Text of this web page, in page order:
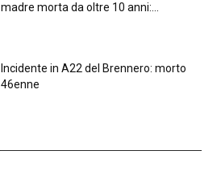
madre morta da oltre 10 anni:...
Incidente in A22 del Brennero: morto
46enne